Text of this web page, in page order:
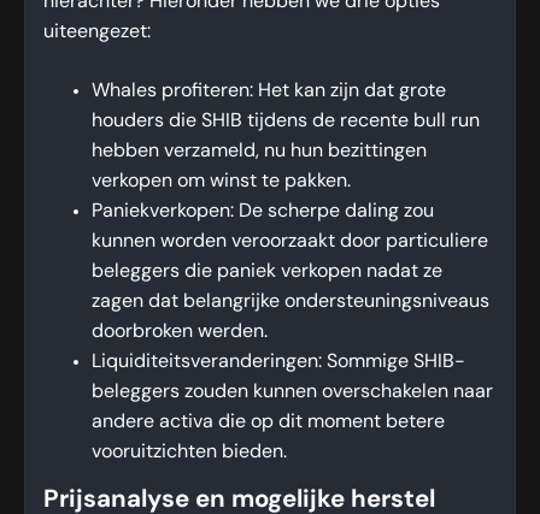
uiteengezet:
Whales profiteren: Het kan zijn dat grote
houders die SHIB tijdens de recente bull run
hebben verzameld, nu hun bezittingen
verkopen om winst te pakken.
Paniekverkopen: De scherpe daling zou
kunnen worden veroorzaakt door particuliere
beleggers die paniek verkopen nadat ze
zagen dat belangrijke ondersteuningsniveaus
doorbroken werden.
Liquiditeitsveranderingen: Sommige SHIB-
beleggers zouden kunnen overschakelen naar
andere activa die op dit moment betere
vooruitzichten bieden.
Prijsanalyse en mogelijke herstel